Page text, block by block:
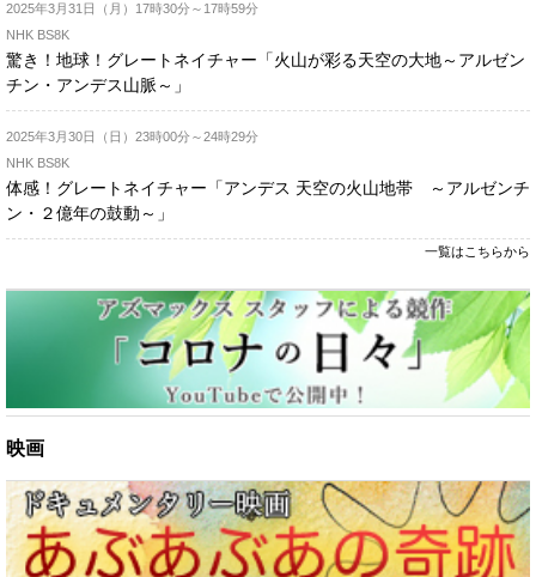
2025年3月31日（月）17時30分～17時59分
NHK BS8K
驚き！地球！グレートネイチャー「火山が彩る天空の大地～アルゼン
チン・アンデス山脈～」
2025年3月30日（日）23時00分～24時29分
NHK BS8K
体感！グレートネイチャー「アンデス 天空の火山地帯 ～アルゼンチ
ン・２億年の鼓動～」
一覧はこちらから
映画